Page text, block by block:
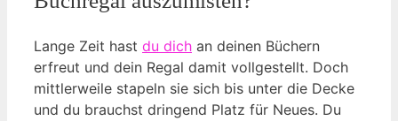
Lange Zeit hast du dich an deinen Büchern
erfreut und dein Regal damit vollgestellt. Doch
mittlerweile stapeln sie sich bis unter die Decke
und du brauchst dringend Platz für Neues. Du